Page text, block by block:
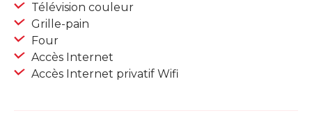
Télévision couleur
Grille-pain
Four
Accès Internet
Accès Internet privatif Wifi